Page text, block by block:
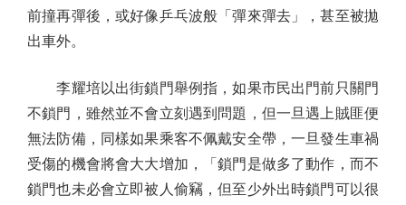
前撞再彈後，或好像乒乓波般「彈來彈去」，甚至被拋
出車外。
李耀培以出街鎖門舉例指，如果市民出門前只關門
不鎖門，雖然並不會立刻遇到問題，但一旦遇上賊匪便
無法防備，同樣如果乘客不佩戴安全帶，一旦發生車禍
受傷的機會將會大大增加，「鎖門是做多了動作，而不
鎖門也未必會立即被人偷竊，但至少外出時鎖門可以很